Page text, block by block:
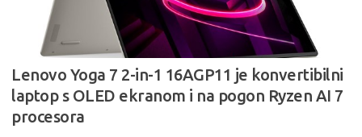
Lenovo Yoga 7 2-in-1 16AGP11 je konvertibilni
laptop s OLED ekranom i na pogon Ryzen AI 7
procesora